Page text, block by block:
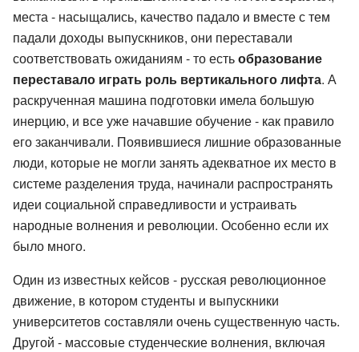
места - насыщались, качество падало и вместе с тем
падали доходы выпускников, они переставали
соответствовать ожиданиям - то естьобразование
переставало играть роль вертикального лифта. А
раскрученная машина подготовки имела большую
инерцию, и все уже начавшие обучение - как правило
его заканчивали. Появившиеся лишние образованные
люди, которые не могли занять адекватное их место в
системе разделения труда, начинали распространять
идеи социальной справедливости и устраивать
народные волнения и революции. Особенно если их
было много.
Один из известных кейсов - русская революционное
движение, в котором студенты и выпускники
университетов составляли очень существенную часть.
Другой - массовые студенческие волнения, включая